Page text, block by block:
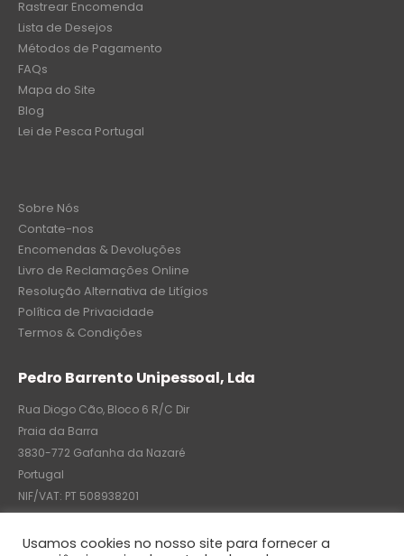
Rastrear Encomenda
Lista de Desejos
Métodos de Pagamento
FAQs
Mapa do Site
Blog
Lei de Pesca Portugal
Sobre Nós
Contate-nos
Encomendas & Devoluções
Livro de Reclamações Online
Resolução Alternativa de Litígios
Política de Privacidade
Termos & Condições
Pedro Barrento Unipessoal, Lda
Rua Diogo Cão, Bloco 6 R/C Dir
Praia da Barra
3830-772 Gafanha da Nazaré
Portugal
NIF/VAT: PT 508938201
C.R.C.: 7004-8522-6075
Usamos cookies no nosso site para fornecer a